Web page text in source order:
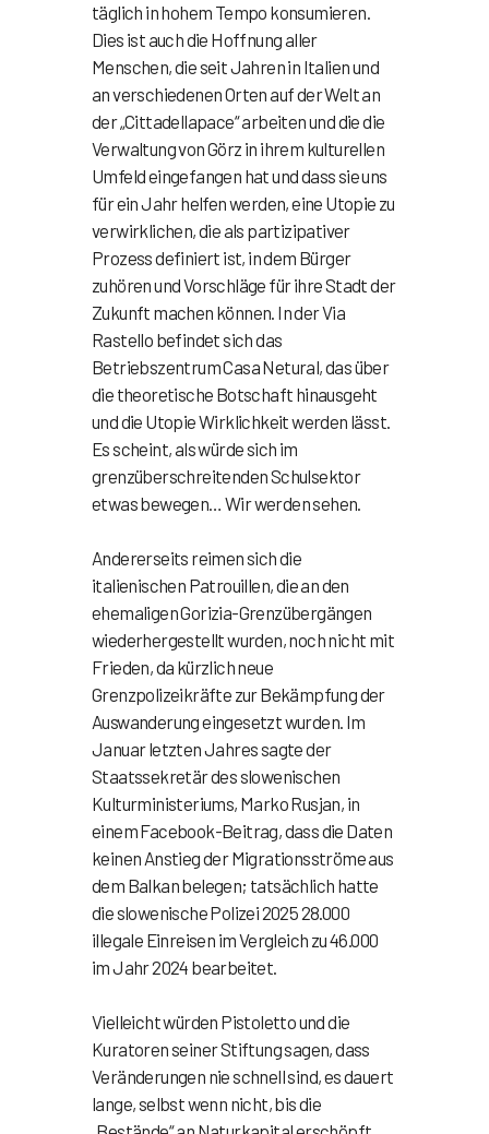
täglich in hohem Tempo konsumieren.
Dies ist auch die Hoffnung aller
Menschen, die seit Jahren in Italien und
an verschiedenen Orten auf der Welt an
der „Cittadellapace“ arbeiten und die die
Verwaltung von Görz in ihrem kulturellen
Umfeld eingefangen hat und dass sie uns
für ein Jahr helfen werden, eine Utopie zu
verwirklichen, die als partizipativer
Prozess definiert ist, in dem Bürger
zuhören und Vorschläge für ihre Stadt der
Zukunft machen können. In der Via
Rastello befindet sich das
Betriebszentrum Casa Netural, das über
die theoretische Botschaft hinausgeht
und die Utopie Wirklichkeit werden lässt.
Es scheint, als würde sich im
grenzüberschreitenden Schulsektor
etwas bewegen… Wir werden sehen.
Andererseits reimen sich die
italienischen Patrouillen, die an den
ehemaligen Gorizia-Grenzübergängen
wiederhergestellt wurden, noch nicht mit
Frieden, da kürzlich neue
Grenzpolizeikräfte zur Bekämpfung der
Auswanderung eingesetzt wurden. Im
Januar letzten Jahres sagte der
Staatssekretär des slowenischen
Kulturministeriums, Marko Rusjan, in
einem Facebook-Beitrag, dass die Daten
keinen Anstieg der Migrationsströme aus
dem Balkan belegen; tatsächlich hatte
die slowenische Polizei 2025 28.000
illegale Einreisen im Vergleich zu 46.000
im Jahr 2024 bearbeitet.
Vielleicht würden Pistoletto und die
Kuratoren seiner Stiftung sagen, dass
Veränderungen nie schnell sind, es dauert
lange, selbst wenn nicht, bis die